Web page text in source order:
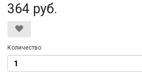
364 руб.
Количество